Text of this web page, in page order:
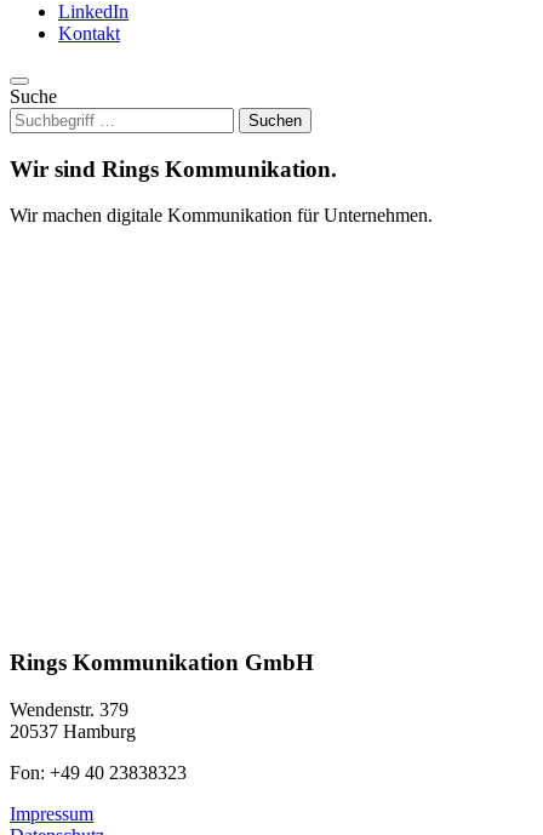
LinkedIn
Kontakt
Suche
Wir sind Rings Kommunikation.
Wir machen digitale Kommunikation für Unternehmen.
Rings Kommunikation GmbH
Wendenstr. 379
20537 Hamburg
Fon: +49 40 23838323
Impressum